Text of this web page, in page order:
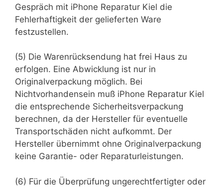
Gespräch mit iPhone Reparatur Kiel die
Fehlerhaftigkeit der gelieferten Ware
festzustellen.
(5) Die Warenrücksendung hat frei Haus zu
erfolgen. Eine Abwicklung ist nur in
Originalverpackung möglich. Bei
Nichtvorhandensein muß iPhone Reparatur Kiel
die entsprechende Sicherheitsverpackung
berechnen, da der Hersteller für eventuelle
Transportschäden nicht aufkommt. Der
Hersteller übernimmt ohne Originalverpackung
keine Garantie- oder Reparaturleistungen.
(6) Für die Überprüfung ungerechtfertigter oder